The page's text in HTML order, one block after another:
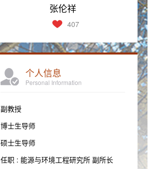
张伦祥
407
个人信息
Personal Information
副教授
博士生导师
硕士生导师
任职 : 能源与环境工程研究所 副所长